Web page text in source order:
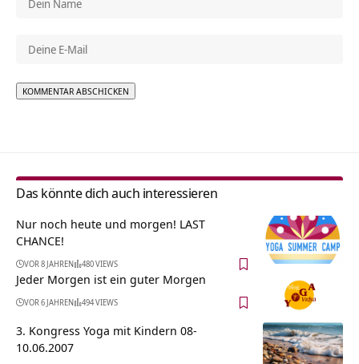
Das könnte dich auch interessieren
Nur noch heute und morgen! LAST
CHANCE!
VOR 8 JAHREN 480 VIEWS
Jeder Morgen ist ein guter Morgen
VOR 6 JAHREN 494 VIEWS
3. Kongress Yoga mit Kindern 08-
10.06.2007